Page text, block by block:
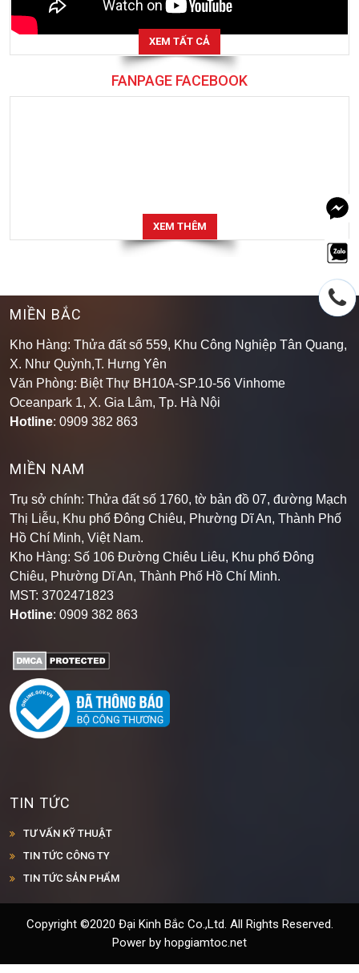
XEM TẤT CẢ
FANPAGE FACEBOOK
XEM THÊM
MIỀN BẮC
Kho Hàng: Thửa đất số 559, Khu Công Nghiệp Tân Quang,
X. Như Quỳnh,T. Hưng Yên
Văn Phòng: Biệt Thự BH10A-SP.10-56 Vinhome
Oceanpark 1, X. Gia Lâm, Tp. Hà Nội
Hotline: 0909 382 863
MIỀN NAM
Trụ sở chính: Thửa đất số 1760, tờ bản đồ 07, đường Mạch
Thị Liễu, Khu phố Đông Chiêu, Phường Dĩ An, Thành Phố
Hồ Chí Minh, Việt Nam.
Kho Hàng: Số 106 Đường Chiêu Liêu, Khu phố Đông
Chiêu, Phường Dĩ An, Thành Phố Hồ Chí Minh.
MST: 3702471823
Hotline: 0909 382 863
TIN TỨC
TƯ VẤN KỸ THUẬT
TIN TỨC CÔNG TY
TIN TỨC SẢN PHẨM
Copyright ©2020 Đại Kinh Bắc Co.,Ltd. All Rights Reserved.
Power by hopgiamtoc.net